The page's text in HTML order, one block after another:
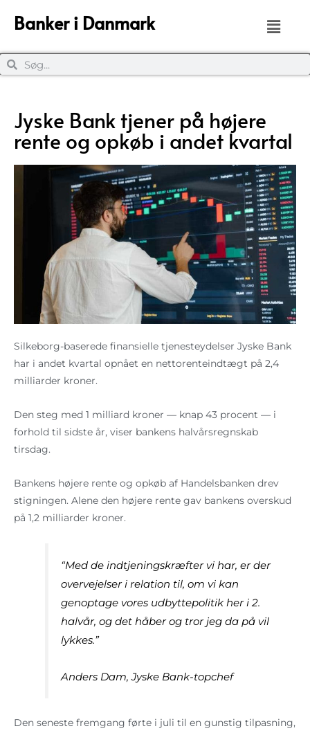
Banker i Danmark
Jyske Bank tjener på højere
rente og opkøb i andet kvartal
Silkeborg-baserede finansielle tjenesteydelser Jyske Bank
har i andet kvartal opnået en nettorenteindtægt på 2,4
milliarder kroner.
Den steg med 1 milliard kroner — knap 43 procent — i
forhold til sidste år, viser bankens halvårsregnskab
tirsdag.
Bankens højere rente og opkøb af Handelsbanken drev
stigningen. Alene den højere rente gav bankens overskud
på 1,2 milliarder kroner.
“Med de indtjeningskræfter vi har, er der
overvejelser i relation til, om vi kan
genoptage vores udbyttepolitik her i 2.
halvår, og det håber og tror jeg da på vil
lykkes.”
Anders Dam, Jyske Bank-topchef
Den seneste fremgang førte i juli til en gunstig tilpasning,